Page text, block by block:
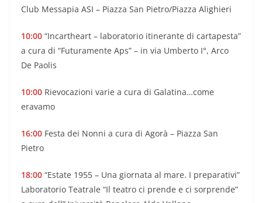
Club Messapia ASI – Piazza San Pietro/Piazza Alighieri
10:00 “Incartheart – laboratorio itinerante di cartapesta”
a cura di “Futuramente Aps” – in via Umberto I°, Arco
De Paolis
10:00 Rievocazioni varie a cura di Galatina…come
eravamo
16:00 Festa dei Nonni a cura di Agorà – Piazza San
Pietro
18:00 “Estate 1955 – Una giornata al mare. I preparativi”
Laboratorio Teatrale “Il teatro ci prende e ci sorprende”